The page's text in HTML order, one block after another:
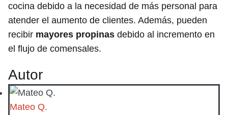
cocina debido a la necesidad de más personal para
atender el aumento de clientes. Además, pueden
recibir mayores propinas debido al incremento en
el flujo de comensales.
Autor
Mateo Q.